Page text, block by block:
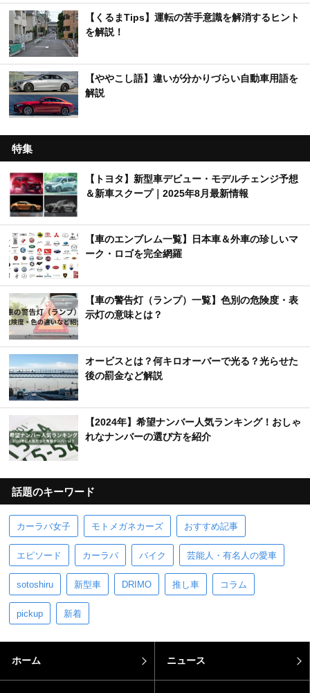
【くるまTips】運転の苦手意識を解消するヒント
を解説！
【ややこし語】違いが分かりづらい自動車用語を
解説
特集
【トヨタ】新型車デビュー・モデルチェンジ予想
＆新車スクープ｜2025年8月最新情報
【車のエンブレム一覧】日本車＆外車の珍しいマ
ーク・ロゴを完全網羅
【車の警告灯（ランプ）一覧】色別の危険度・表
示灯の意味とは？
オービスとは？何キロオーバーで光る？光らせた
後の罰金など解説
【2024年】希望ナンバー人気ランキング！おしゃ
れなナンバーの選び方を紹介
話題のキーワード
カーラバ女子 モトメガネカーズ おすすめ記事
エピソード カーラバ バイク 芸能人・有名人の愛車
sotoshiru 新型車 DRIMO 推し車 コラム
pickup 新着
ホーム ニュース